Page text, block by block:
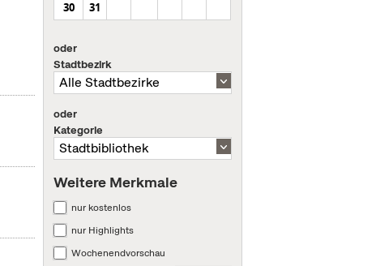
30
31
oder
Stadtbezirk
oder
Kategorie
Weitere Merkmale
nur kostenlos
nur Highlights
Wochenendvorschau